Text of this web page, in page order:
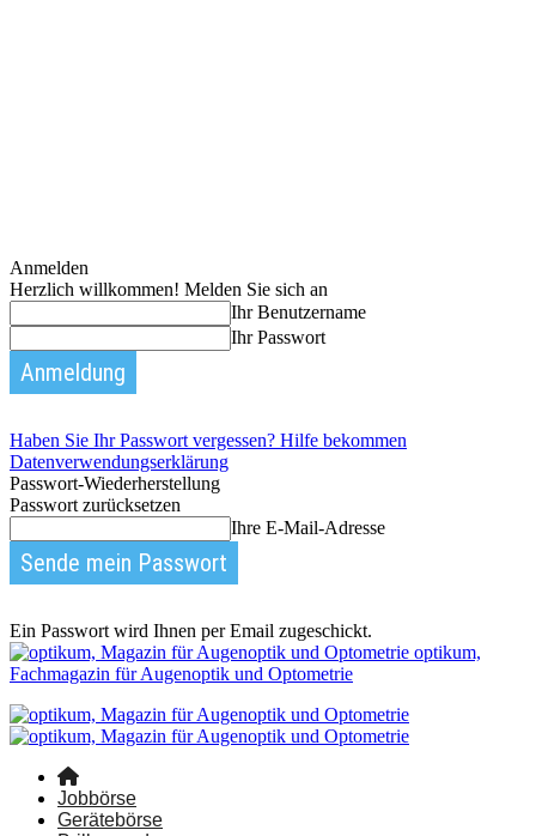
Anmelden
Herzlich willkommen! Melden Sie sich an
Ihr Benutzername
Ihr Passwort
Haben Sie Ihr Passwort vergessen? Hilfe bekommen
Datenverwendungserklärung
Passwort-Wiederherstellung
Passwort zurücksetzen
Ihre E-Mail-Adresse
Ein Passwort wird Ihnen per Email zugeschickt.
optikum,
Fachmagazin für Augenoptik und Optometrie
Jobbörse
Gerätebörse